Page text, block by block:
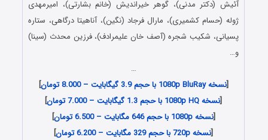
آئیش (دکتر مدنی)، گوهر خیراندیش (خانم بشارتی)، امیرمهدی
ژوله (حسام کشمیری)، مارال فرجاد (نگین)، آناهیتا درگاهی، ستاره
پسیانی، شکیب شجره (آصف خان علیمرادف)، فرزین محدث (سینا)
و…
…
[نسخه 1080p BluRay با حجم 3.9 گیگابایت – 8.000 تومان
]
[نسخه 1080p HQ با حجم 1.3 گیگابایت – 7.000 تومان
]
[نسخه 1080p با حجم 646 مگابایت – 6.500 تومان
]
[نسخه 720p با حجم 329 مگابایت – 6.200 تومان
]